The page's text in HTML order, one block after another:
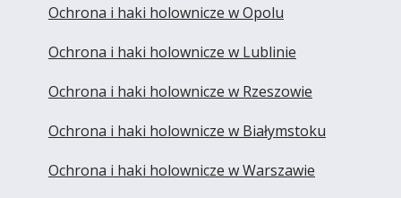
Ochrona i haki holownicze w Opolu
Ochrona i haki holownicze w Lublinie
Ochrona i haki holownicze w Rzeszowie
Ochrona i haki holownicze w Białymstoku
Ochrona i haki holownicze w Warszawie